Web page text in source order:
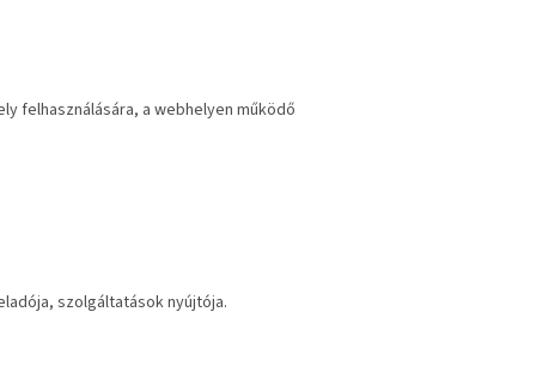
felhasználására, a webhelyen működő
szolgáltatások nyújtója.